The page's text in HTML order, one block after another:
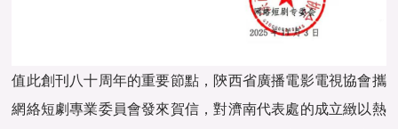
值此創刊八十周年的重要節點，陝西省廣播電影電視協會攜
網絡短劇專業委員會發來賀信，對濟南代表處的成立緻以熱